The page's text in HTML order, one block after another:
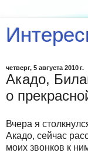
четверг, 5 августа 2010 г.
Акадо,
о
Вчера я
Акадо, сейчас
моих звонков к